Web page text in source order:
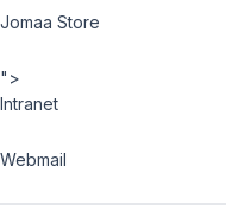
Jomaa Store
">
Intranet
Webmail